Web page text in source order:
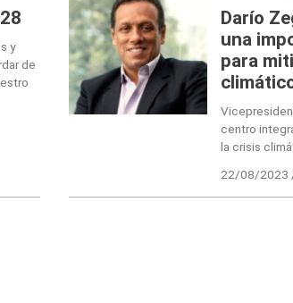
y
de
Darío
una
para
centro
la crisis
22/08/2023